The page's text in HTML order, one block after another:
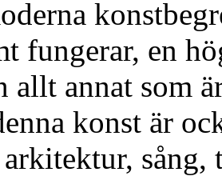
fungerar, en
allt annat som
konst är
sång,